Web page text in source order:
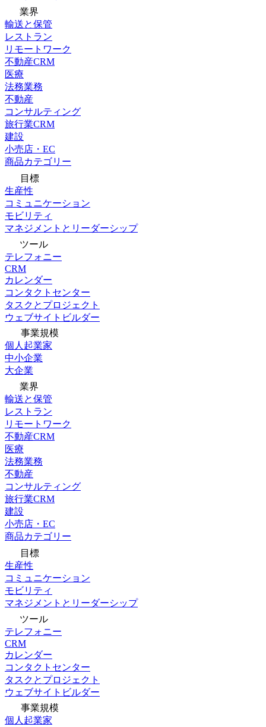
業界
輸送と保管
レストラン
リモートワーク
不動産CRM
医療
法務業務
不動産
コンサルティング
旅行業CRM
建設
小売店・EC
商品カテゴリー
目標
生産性
コミュニケーション
モビリティ
マネジメントとリーダーシップ
ツール
テレフォニー
CRM
カレンダー
コンタクトセンター
タスクとプロジェクト
ウェブサイトビルダー
事業規模
個人起業家
中小企業
大企業
業界
輸送と保管
レストラン
リモートワーク
不動産CRM
医療
法務業務
不動産
コンサルティング
旅行業CRM
建設
小売店・EC
商品カテゴリー
目標
生産性
コミュニケーション
モビリティ
マネジメントとリーダーシップ
ツール
テレフォニー
CRM
カレンダー
コンタクトセンター
タスクとプロジェクト
ウェブサイトビルダー
事業規模
個人起業家